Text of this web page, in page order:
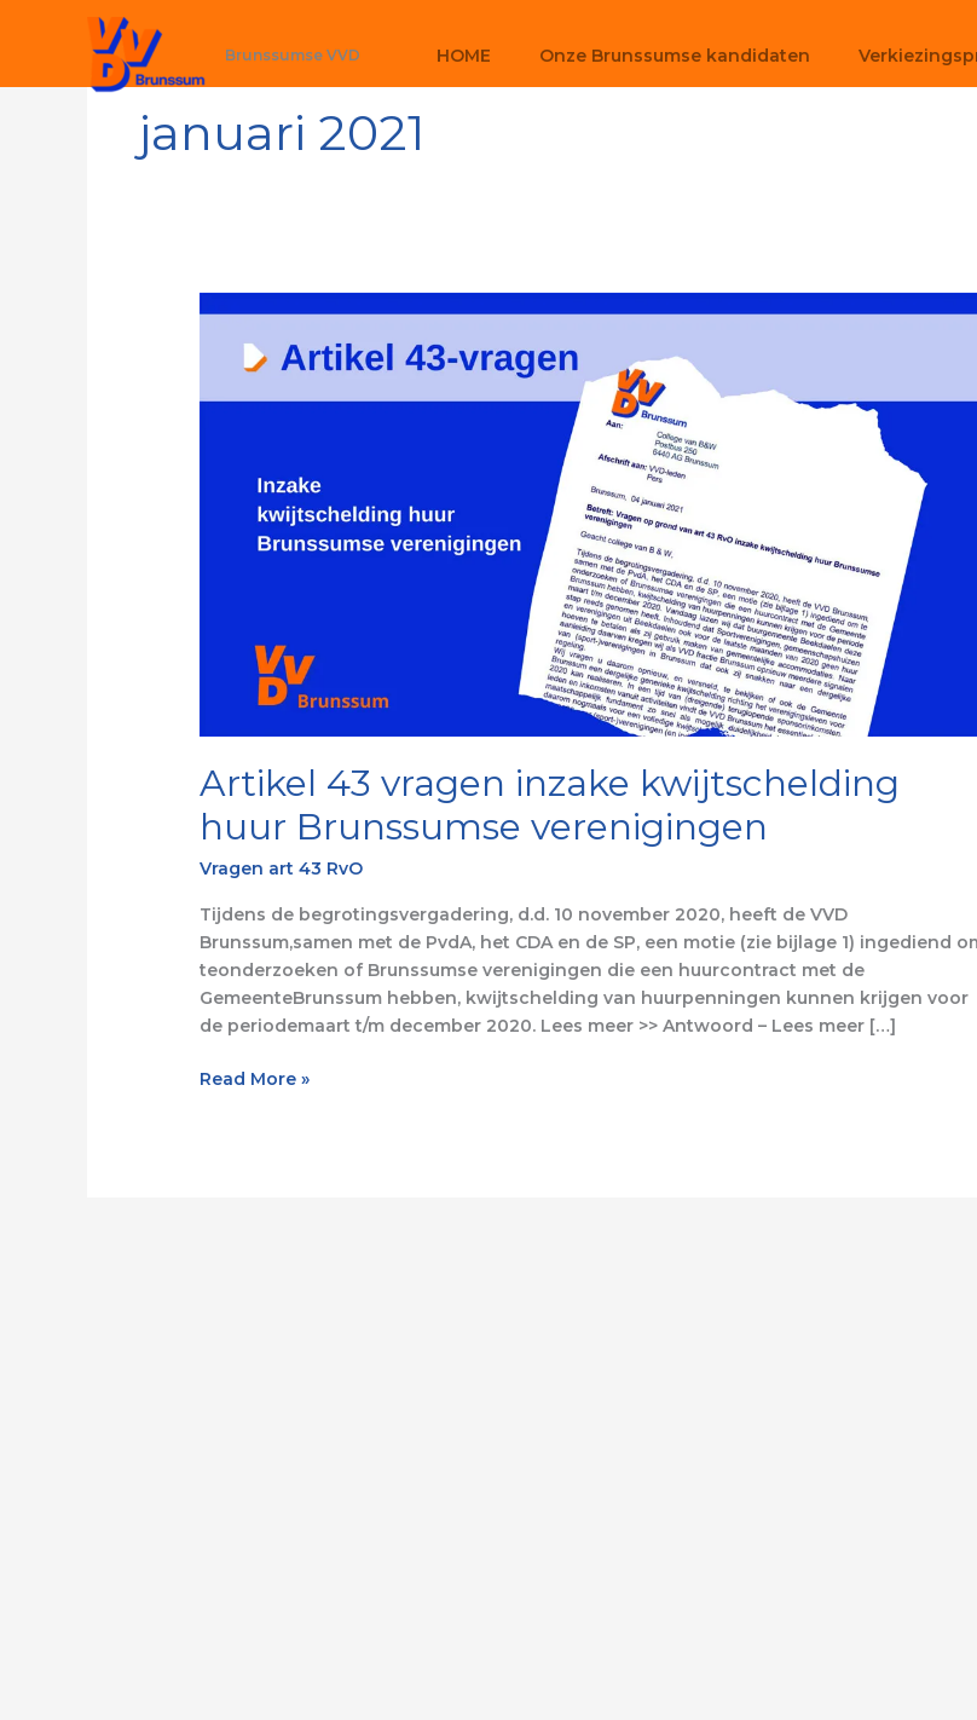
Brunssumse VVD HOME Onze Brunssumse kandidaten
januari 2021
Artikel 43 vragen inzake kwijtschelding
huur Brunssumse verenigingen
Vragen art 43 RvO
Tijdens de begrotingsvergadering, d.d. 10 november 2020, heeft de VVD
Brunssum,samen met de PvdA, het CDA en de SP, een motie (zie bijlage 1) ingediend
teonderzoeken of Brunssumse verenigingen die een huurcontract met de
GemeenteBrunssum hebben, kwijtschelding van huurpenningen kunnen krijgen voor
de periodemaart t/m december 2020. Lees meer >> Antwoord – Lees meer […]
vragen
Brunssumse
verenigingen
Read More »